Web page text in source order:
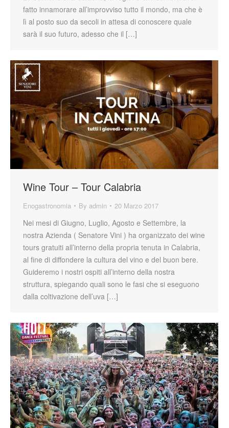
fatto innamorare all’improvviso tutto il mondo, ma che è
lì al posto suo da secoli in attesa di conoscere quale
sarà il suo futuro, adesso che il […]
Wine Tour – Tour Calabria
Enogastronomia By admin 20 Marzo 2017
Nei mesi di Giugno, Luglio, Agosto e Settembre, la
nostra Azienda ( Senatore Vini ) ha organizzato dei wine
tours gratuiti all’interno della propria tenuta in Calabria,
al fine di diffondere la cultura del vino e del buon bere.
Guideremo i nostri ospiti all’interno della nostra
struttura, spiegando quali sono le fasi che si eseguono
dalla coltivazione dell’uva […]